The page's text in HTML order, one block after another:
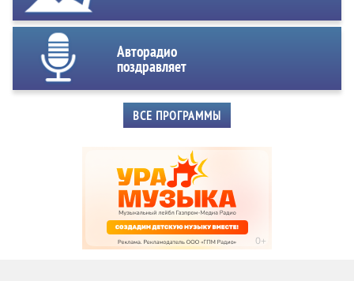
Авторадио
поздравляет
ВСЕ ПРОГРАММЫ